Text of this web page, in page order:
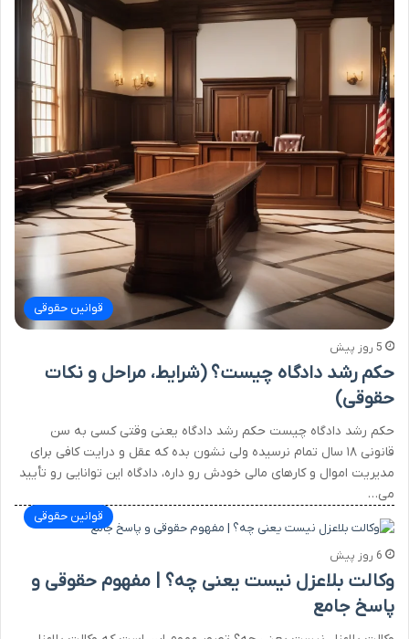
قوانین حقوقی
5 روز پیش
حکم رشد دادگاه چیست؟ (شرایط، مراحل و نکات
حقوقی)
حکم رشد دادگاه چیست حکم رشد دادگاه یعنی وقتی کسی به سن
قانونی ۱۸ سال تمام نرسیده ولی نشون بده که عقل و درایت کافی برای
مدیریت اموال و کارهای مالی خودش رو داره، دادگاه این توانایی رو تأیید
می…
قوانین حقوقی
6 روز پیش
وکالت بلاعزل نیست یعنی چه؟ | مفهوم حقوقی و
پاسخ جامع